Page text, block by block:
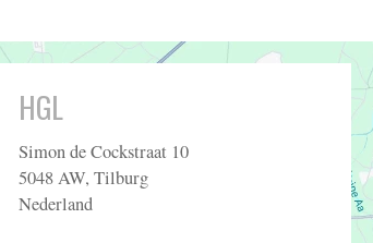
HGL
Simon de Cockstraat 10
5048 AW, Tilburg
Nederland